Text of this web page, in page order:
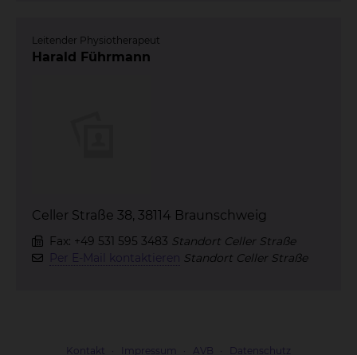
Leitender Physiotherapeut
Harald Führmann
Celler Straße 38, 38114 Braunschweig
Fax: +49 531 595 3483 Standort Celler Straße
Per E-Mail kontaktieren Standort Celler Straße
Kontakt Impressum AVB Datenschutz